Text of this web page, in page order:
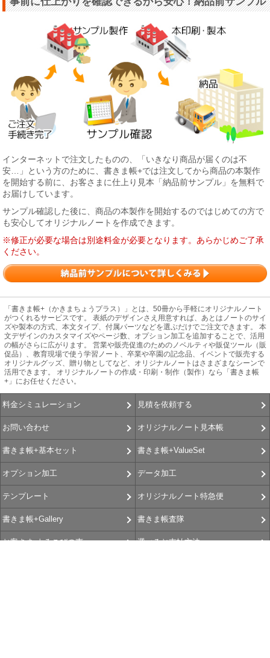
インターネットで注文したものの、「いきなり商品が届くのは不
安…」という方のために、書きま帳+では注文してから商品の本製作
を開始する前に、お客さまに仕上り見本「納品前サンプル」を無料で
お届けしています。
サンプル確認した後に、商品の本製作を開始するのではじめての方で
も安心してオリジナルノートを作成できます。
※修正が必要な場合は別途料金が必要となります。あらかじめご了承
ください。
「書きま帳+（かきまちょうプラス）」とは、50冊から手軽にオリジナルノート
がつくれるサービスです。 表紙のデザインさえ用意すれば、あとはノートのサイ
ズや製本の方式、本文タイプ、付属パーツなどを選ぶだけでご注文できます。 本
文デザインのカスタマイズやページ数、オプション加工を追加することで、活用
の幅がさらに広がります。 営業や販売促進のためのノベルティや販促ツール（販
促品）、教育現場で使う学習ノート、卒業や卒園の記念品、イベントで販売する
オリジナルグッズ、贈り物としてなど、オリジナルノートはさまざまなシーンで
活用できます。 オリジナルノートの作成・印刷・制作（製作）なら「書きま帳
+」にお任せください。
料金シミュレーション 見積を依頼する
お問い合わせ オリジナルノート見本帳
書きま帳+基本セット 書きま帳+ValueSet
オプション加工 データ加工
テンプレート オリジナルノート特急便
書きま帳+Gallery 書きま帳査隊
お客さま よろこびの声 選べるお支払方法